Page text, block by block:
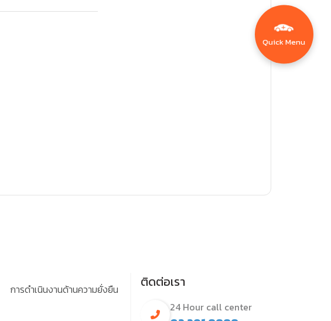
Quick Menu
การดำเนินงานด้านความยั่งยืน ติดต่อเรา
24 Hour call center